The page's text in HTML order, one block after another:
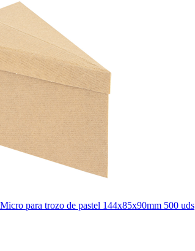
para trozo de pastel 144x85x90mm 500 uds